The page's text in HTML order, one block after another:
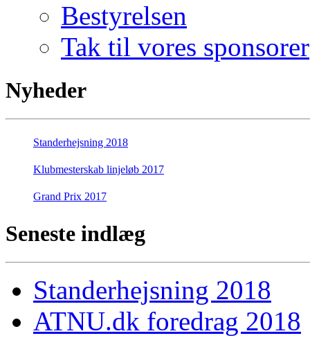
Bestyrelsen
Tak til vores sponsorer
Nyheder
Standerhejsning 2018
Klubmesterskab linjeløb 2017
Grand Prix 2017
Seneste indlæg
Standerhejsning 2018
ATNU.dk foredrag 2018